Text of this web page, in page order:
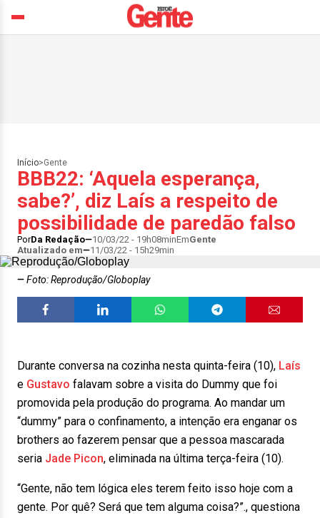
Início>Gente
BBB22: ‘Aquela esperança,
sabe?’, diz Laís a respeito de
possibilidade de paredão falso
PorDa Redação 10/03/22 - 19h08minEmGente
Atualizado em
11/03/22 - 15h29min
Foto: Reprodução/Globoplay
Durante conversa na cozinha nesta quinta-feira (10), Laís
e Gustavo falavam sobre a visita do Dummy que foi
promovida pela produção do programa. Ao mandar um
“dummy” para o confinamento, a intenção era enganar os
brothers ao fazerem pensar que a pessoa mascarada
seria Jade Picon, eliminada na última terça-feira (10).
“Gente, não tem lógica eles terem feito isso hoje com a
gente. Por quê? Será que tem alguma coisa?”., questiona